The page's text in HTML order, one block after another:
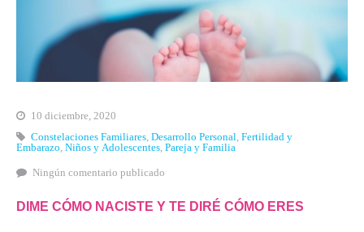
10 diciembre, 2020
Constelaciones Familiares Desarrollo Personal Fertilidad y
Embarazo Niños y Adolescentes Pareja y Familia
Ningún comentario publicado
DIME CÓMO NACISTE Y TE DIRÉ CÓMO ERES